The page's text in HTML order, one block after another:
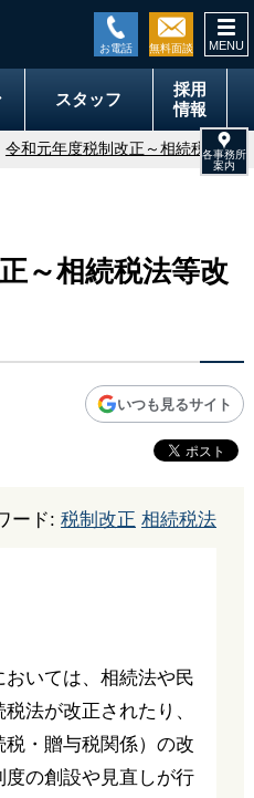
スタッフ
採用
情報
令和元年度税制改正～相続税法等
～相続税法等改
いつも見るサイト
ード:税制改正 相続税法
いては、相続法や民
法が改正されたり、
・贈与税関係）の改
の創設や見直しが行